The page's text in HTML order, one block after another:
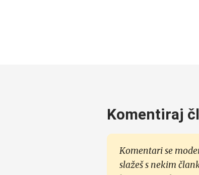
Komentiraj
Komentari se
slažeš s nekim